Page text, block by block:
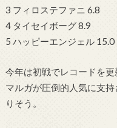
3 フィロステファニ 6.8
4 タイセイボーグ 8.9
5 ハッピーエンジェル 15.0
今年は初戦でレコードを
マルガが圧倒的人気に支
りそう。